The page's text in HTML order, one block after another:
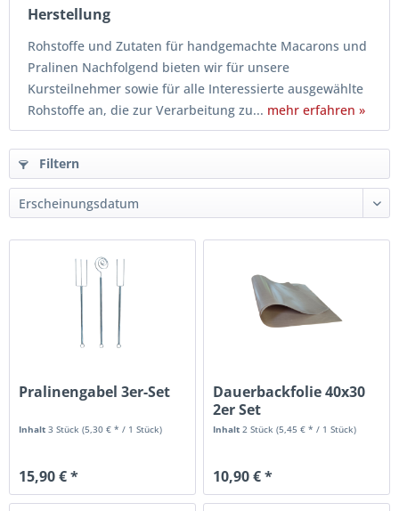
Herstellung
Rohstoffe und Zutaten für handgemachte Macarons und
Pralinen Nachfolgend bieten wir für unsere
Kursteilnehmer sowie für alle Interessierte ausgewählte
Rohstoffe an, die zur Verarbeitung zu... mehr erfahren »
Filtern
Pralinengabel 3er-Set
Inhalt3 Stück(5,30 € * / 1 Stück)
15,90 € *
Dauerbackfolie 40x30
2er Set
Inhalt2 Stück(5,45 € * / 1 Stück)
10,90 € *